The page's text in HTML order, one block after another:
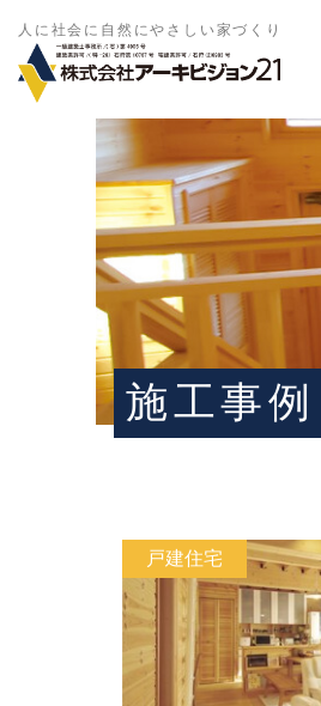
人に社会に自然にやさしい家づくり
施工事例
戸建住宅